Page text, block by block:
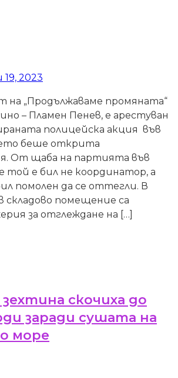
2023
на „Продължаваме промяната“
– Пламен Пенев, е арестуван
полицейска акция във
беше открита
От щаба на партията във
той е бил не координатор, а
помолен да се оттегли. В
складово помещение са
за отглеждане на […]
скочиха до
заради сушата на
море